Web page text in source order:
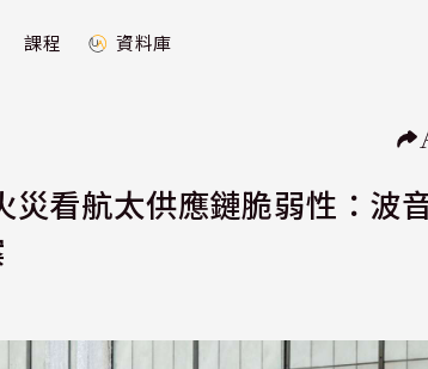
課程 資料庫
看航太供應鏈脆弱性：波